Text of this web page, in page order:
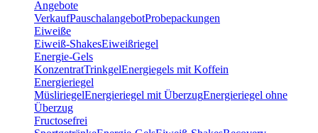
Angebote
VerkaufPauschalangebotProbepackungen
Eiweiße
Eiweiß-ShakesEiweißriegel
Energie-Gels
KonzentratTrinkgelEnergiegels mit Koffein
Energieriegel
MüsliriegelEnergieriegel mit ÜberzugEnergieriegel ohne
Überzug
Fructosefrei